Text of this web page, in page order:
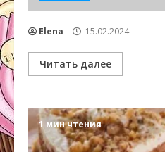
Elena 15.02.2024
Читать далее
1 мин чтения